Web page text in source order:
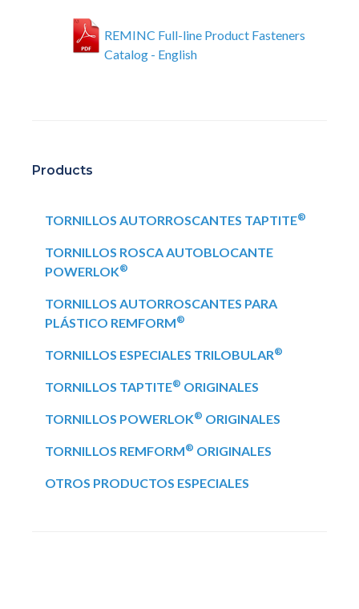
REMINC Full-line Product Fasteners
Catalog - English
Products
TORNILLOS AUTORROSCANTES TAPTITE®
TORNILLOS ROSCA AUTOBLOCANTE
POWERLOK®
TORNILLOS AUTORROSCANTES PARA
PLÁSTICO REMFORM®
TORNILLOS ESPECIALES TRILOBULAR®
TORNILLOS TAPTITE® ORIGINALES
TORNILLOS POWERLOK® ORIGINALES
TORNILLOS REMFORM® ORIGINALES
OTROS PRODUCTOS ESPECIALES